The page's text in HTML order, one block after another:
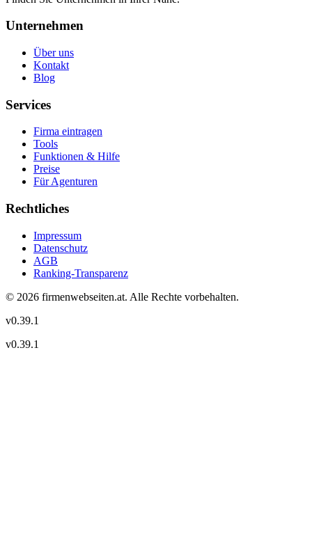
Unternehmen
Über uns
Kontakt
Blog
Services
Firma eintragen
Tools
Funktionen & Hilfe
Preise
Für Agenturen
Rechtliches
Impressum
Datenschutz
AGB
Ranking-Transparenz
© 2026 firmenwebseiten.at. Alle Rechte vorbehalten.
v0.39.1
v0.39.1